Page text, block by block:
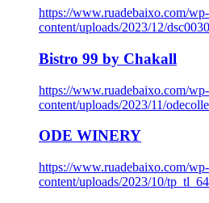
https://www.ruadebaixo.com/wp-
content/uploads/2023/12/
Bistro 99 by Chakall
https://www.ruadebaixo.com/wp-
content/uploads/2023/11/
ODE WINERY
https://www.ruadebaixo.com/wp-
content/uploads/2023/10/